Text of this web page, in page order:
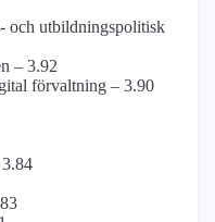
och utbildnings­politisk
– 3.92
förvaltning – 3.90